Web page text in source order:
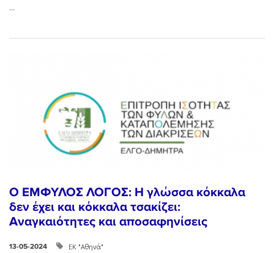
...
Ο ΕΜΦΥΛΟΣ ΛΟΓΟΣ: Η γλώσσα κόκκαλα
δεν έχει και κόκκαλα τσακίζει:
Αναγκαιότητες και αποσαφηνίσεις
13-05-2024 ΕΚ "Αθηνά"